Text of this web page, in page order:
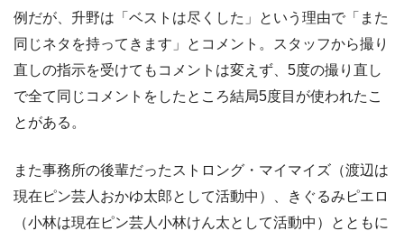
例だが、升野は「ベストは尽くした」という理由で「また
同じネタを持ってきます」とコメント。スタッフから撮り
直しの指示を受けてもコメントは変えず、5度の撮り直し
で全て同じコメントをしたところ結局5度目が使われたこ
とがある。
また事務所の後輩だったストロング・マイマイズ（渡辺は
現在ピン芸人おかゆ太郎として活動中）、きぐるみピエロ
（小林は現在ピン芸人小林けん太として活動中）とともに